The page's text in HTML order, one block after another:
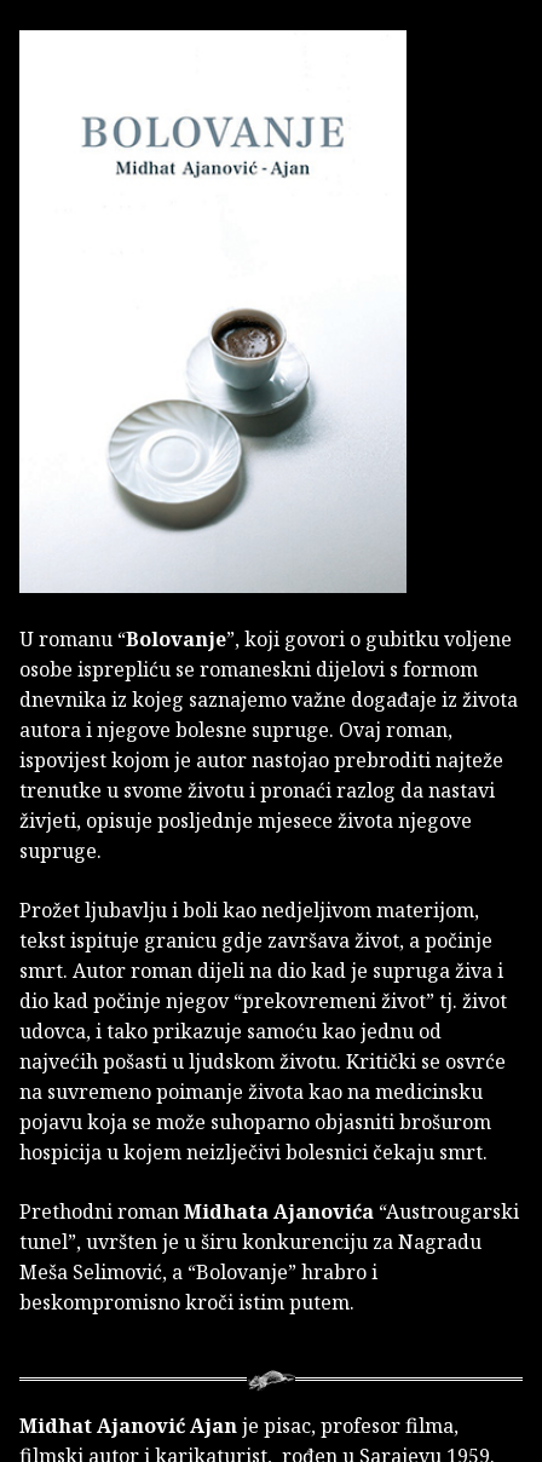
U romanu “Bolovanje”, koji govori o gubitku voljene
osobe isprepliću se romaneskni dijelovi s formom
dnevnika iz kojeg saznajemo važne događaje iz života
autora i njegove bolesne supruge. Ovaj roman,
ispovijest kojom je autor nastojao prebroditi najteže
trenutke u svome životu i pronaći razlog da nastavi
živjeti, opisuje posljednje mjesece života njegove
supruge.
Prožet ljubavlju i boli kao nedjeljivom materijom,
tekst ispituje granicu gdje završava život, a počinje
smrt. Autor roman dijeli na dio kad je supruga živa i
dio kad počinje njegov “prekovremeni život” tj. život
udovca, i tako prikazuje samoću kao jednu od
najvećih pošasti u ljudskom životu. Kritički se osvrće
na suvremeno poimanje života kao na medicinsku
pojavu koja se može suhoparno objasniti brošurom
hospicija u kojem neizlječivi bolesnici čekaju smrt.
Prethodni romanMidhata Ajanovića “Austrougarski
tunel”, uvršten je u širu konkurenciju za Nagradu
Meša Selimović, a “Bolovanje” hrabro i
beskompromisno kroči istim putem.
Midhat Ajanović Ajanje pisac, profesor filma,
filmski autor i karikaturist, rođen u Sarajevu 1959.